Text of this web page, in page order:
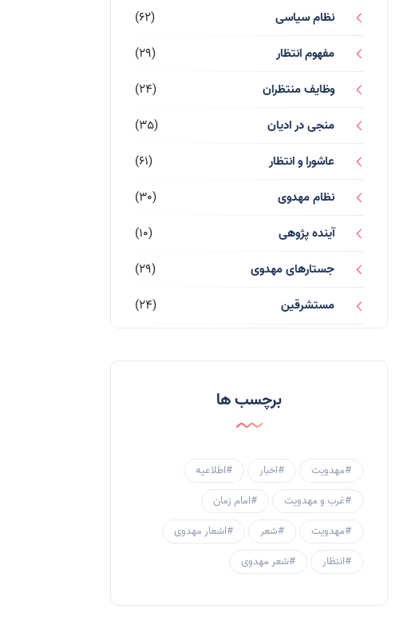
نظام سیاسی
(62)
مفهوم انتظار
(29)
وظایف منتظران
(24)
منجی در ادیان
(35)
عاشورا و انتظار
(61)
نظام مهدوی
(30)
آینده پژوهی
(10)
جستارهای مهدوی
(29)
مستشرقین
(24)
احادیث مهدوی
زنان و مهدویت
برچسب ها
#مهدویت #اخبار
#اطلاعیه
#غرب و مهدویت
#امام زمان
#مهدویت
#شعر
#اشعار مهدوی
#انتظار
#شعر مهدوی